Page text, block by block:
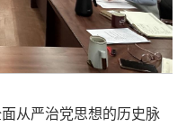
从严治党思想的历史脉